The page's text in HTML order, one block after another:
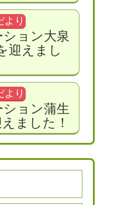
より
ョン大泉
迎えまし
より
ョン蒲生
ました！